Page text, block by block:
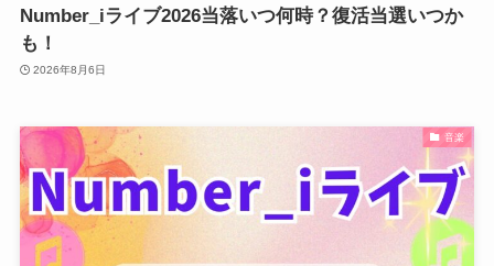
Number_iライブ2026当落いつ何時？復活当選いつか
も！
2026年8月6日
音楽